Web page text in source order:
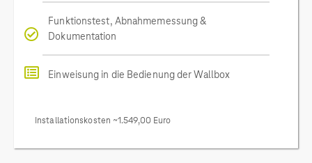
Funktionstest, Abnahmemessung &
Dokumentation
Einweisung in die Bedienung der Wallbox
Installationskosten ~1.549,00 Euro